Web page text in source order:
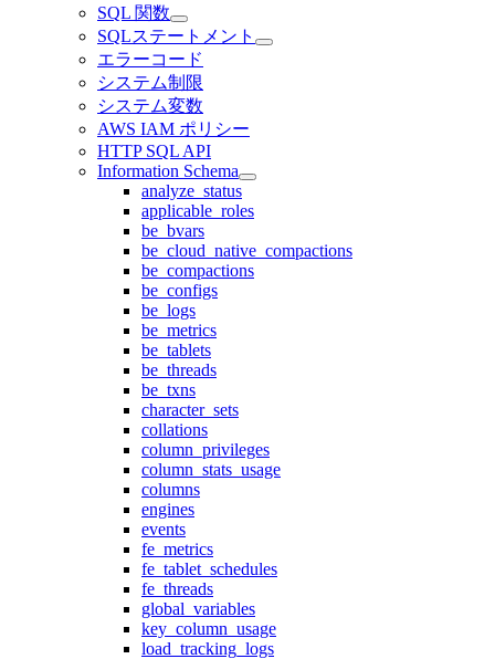
SQL 関数
SQLステートメント
エラーコード
システム制限
システム変数
AWS IAM ポリシー
HTTP SQL API
Information Schema
analyze_status
applicable_roles
be_bvars
be_cloud_native_compactions
be_compactions
be_configs
be_logs
be_metrics
be_tablets
be_threads
be_txns
character_sets
collations
column_privileges
column_stats_usage
columns
engines
events
fe_metrics
fe_tablet_schedules
fe_threads
global_variables
key_column_usage
load_tracking_logs